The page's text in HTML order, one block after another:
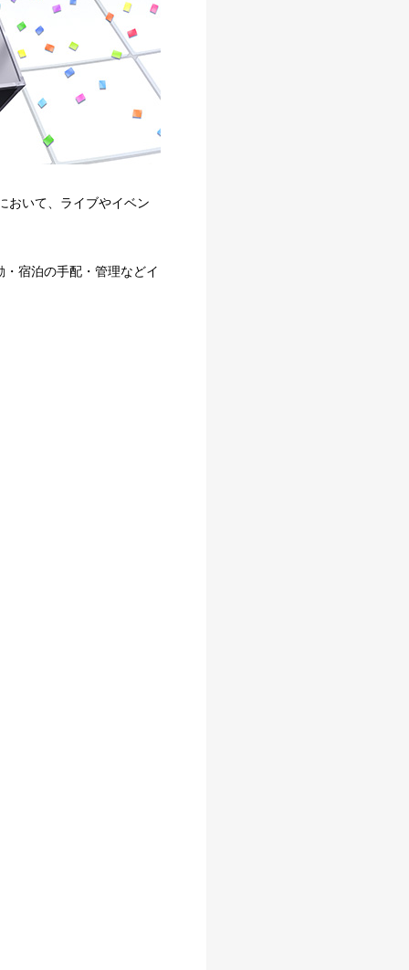
おいて、ライブやイベン
宿泊の手配・管理などイ